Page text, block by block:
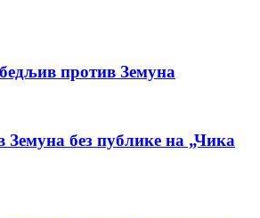
против Земуна
без публике на „Чика